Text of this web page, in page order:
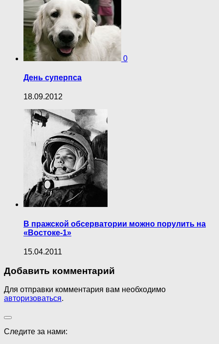
0
День суперпса
18.09.2012
В пражской обсерватории можно порулить на
«Востоке-1»
15.04.2011
Добавить комментарий
Для отправки комментария вам необходимо
авторизоваться.
Следите за нами: